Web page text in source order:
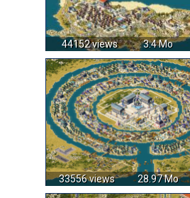
44152 views 3.4 Mo
33556 views 28.97 Mo